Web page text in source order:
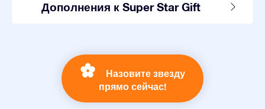
Дополнения к Super Star Gift
Назовите звезду
прямо сейчас!